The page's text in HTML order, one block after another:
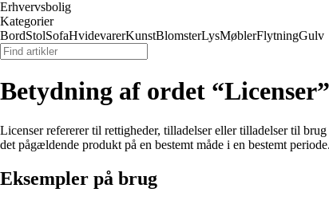
Erhvervsbolig
Kategorier
BordStolSofaHvidevarerKunstBlomsterLysMøblerFlytningGulv
Betydning af ordet “Licenser”
Licenser refererer til rettigheder, tilladelser eller tilladelser til
det pågældende produkt på en bestemt måde i en bestemt periode.
Eksempler på brug